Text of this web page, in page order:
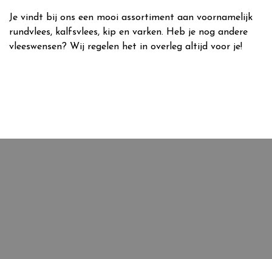
Je vindt bij ons een mooi assortiment aan voornamelijk
rundvlees, kalfsvlees, kip en varken. Heb je nog andere
vleeswensen? Wij regelen het in overleg altijd voor je!